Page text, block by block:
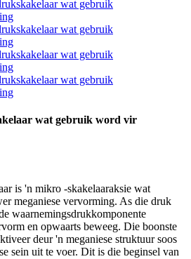
wat gebruik word vir
is 'n mikro -skakelaaraksie wat
meganiese vervorming. As die druk
waarnemingsdrukkomponente
en opwaarts beweeg. Die boonste
deur 'n meganiese struktuur soos
sein uit te voer. Dit is die beginsel van